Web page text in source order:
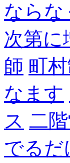
ならな
次第
師 町村
なます
ス 二
でるだ